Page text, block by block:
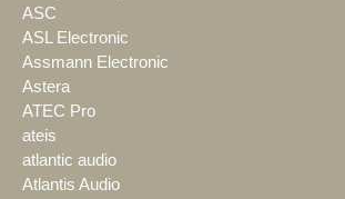
ASC
ASL Electronic
Assmann Electronic
Astera
ATEC Pro
ateis
atlantic audio
Atlantis Audio